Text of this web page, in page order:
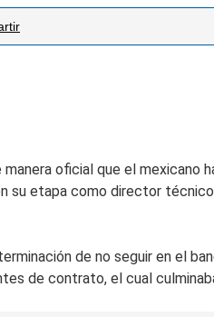
oficial que el mexicano
su etapa como director
de no seguir en el
de contrato, el cual